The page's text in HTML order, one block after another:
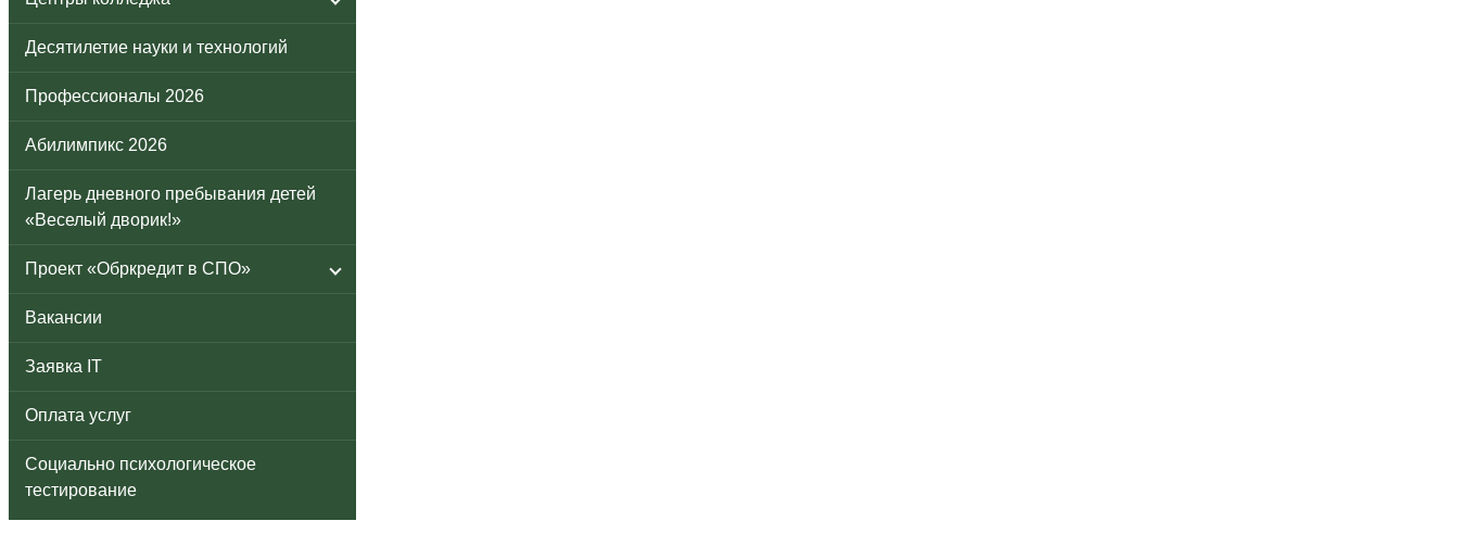
Десятилетие науки и технологий
Профессионалы 2026
Абилимпикс 2026
Лагерь дневного пребывания детей
«Веселый дворик!»
Проект «Обркредит в СПО»
Вакансии
Заявка IT
Оплата услуг
Социально психологическое
тестирование